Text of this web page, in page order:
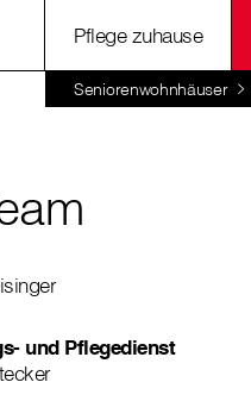
Pflege zuhause
Seniorenwohnhäuser
und Pflegedienst